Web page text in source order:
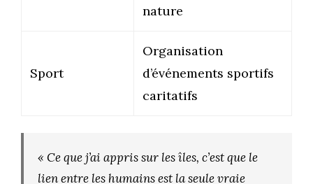
nature
Sport
Organisation
d’événements sportifs
caritatifs
« Ce que j’ai appris sur les îles, c’est que le
lien entre les humains est la seule vraie